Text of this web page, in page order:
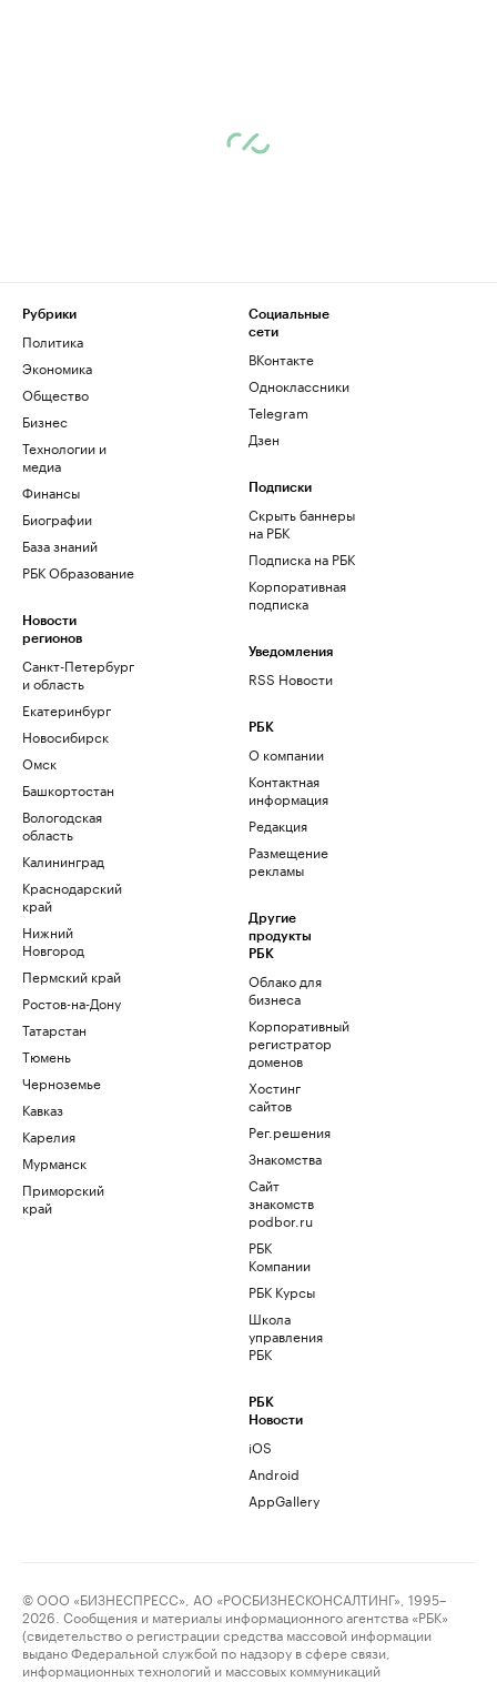
Рубрики
Политика
Экономика
Общество
Бизнес
Технологии и
медиа
Финансы
Биографии
База знаний
РБК Образование
Новости
регионов
Санкт-Петербург
и область
Екатеринбург
Новосибирск
Омск
Башкортостан
Вологодская
область
Калининград
Краснодарский
край
Нижний
Новгород
Пермский край
Ростов-на-Дону
Татарстан
Тюмень
Черноземье
Кавказ
Карелия
Мурманск
Приморский
край
Социальные
сети
ВКонтакте
Одноклассники
Telegram
Дзен
Подписки
Скрыть баннеры
на РБК
Подписка на РБК
Корпоративная
подписка
Уведомления
RSS Новости
РБК
О компании
Контактная
информация
Редакция
Размещение
рекламы
Другие
продукты
РБК
Облако для
бизнеса
Корпоративный
регистратор
доменов
Хостинг
сайтов
Рег.решения
Знакомства
Сайт
знакомств
podbor.ru
РБК
Компании
РБК Курсы
Школа
управления
РБК
РБК
Новости
iOS
Android
AppGallery
© ООО «БИЗНЕСПРЕСС», АО «РОСБИЗНЕСКОНСАЛТИНГ», 1995–
2026. Сообщения и материалы информационного агентства «РБК»
(свидетельство о регистрации средства массовой информации
выдано Федеральной службой по надзору в сфере связи,
информационных технологий и массовых коммуникаций